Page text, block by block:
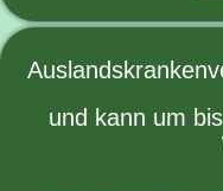
und kann um